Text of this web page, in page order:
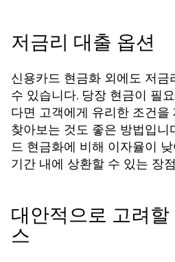
저금리 대출 옵션
신용카드 현금화 외에도 저
수 있습니다. 당장 현금이 필
다면 고객에게 유리한 조건
찾아보는 것도 좋은 방법입니
드 현금화에 비해 이자율이
기간 내에 상환할 수 있는 장
대안적으로 고려할
스